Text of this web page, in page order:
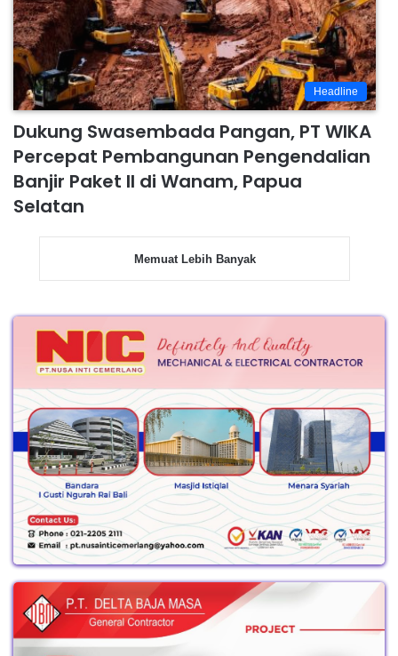
Headline
Dukung Swasembada Pangan, PT WIKA
Percepat Pembangunan Pengendalian
Banjir Paket II di Wanam, Papua
Selatan
Memuat Lebih Banyak